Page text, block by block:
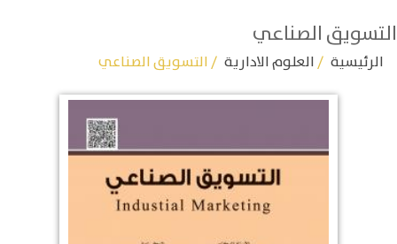
التسويق الصناعي
الرئيسية /العلوم الادارية / التسويق الصناعي